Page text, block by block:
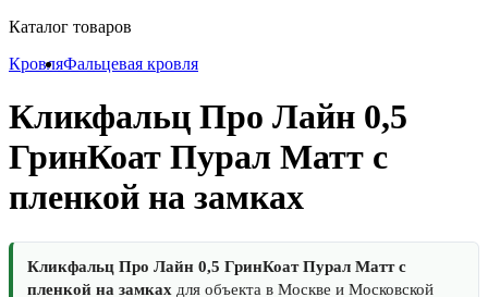
Каталог товаров
КровляФальцевая кровля
Кликфальц Про Лайн 0,5
ГринКоат Пурал Матт с
пленкой на замках
Кликфальц Про Лайн 0,5 ГринКоат Пурал Матт с
пленкой на замках для объекта в Москве и Московской